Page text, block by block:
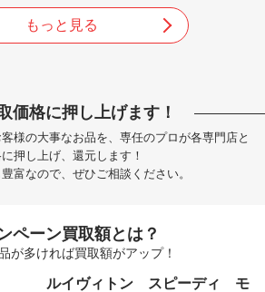
もっと見る
価格に押し上げます！
様の大事なお品を、専任のプロが各専門店と
押し上げ、還元します！
豊富なので、ぜひご相談ください。
ペーン買取額とは？
が多ければ買取額がアップ！
ルイヴィトン スピーディ モ